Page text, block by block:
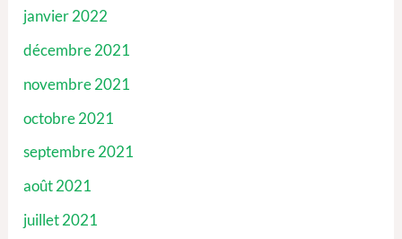
janvier 2022
décembre 2021
novembre 2021
octobre 2021
septembre 2021
août 2021
juillet 2021